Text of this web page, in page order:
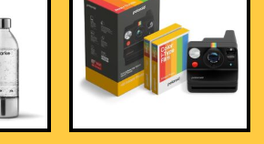
était :
169,99 €.